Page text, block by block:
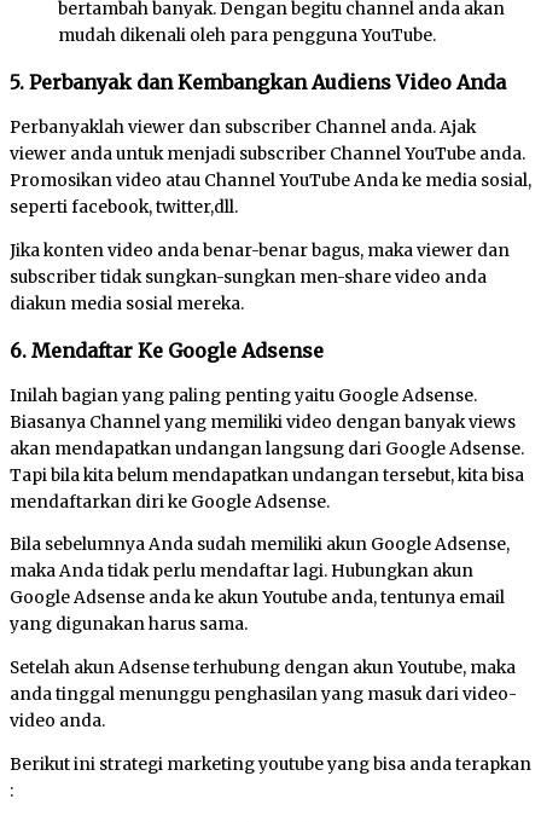
bertambah banyak. Dengan begitu channel anda akan
mudah dikenali oleh para pengguna YouTube.
5. Perbanyak dan Kembangkan Audiens Video Anda
Perbanyaklah viewer dan subscriber Channel anda. Ajak
viewer anda untuk menjadi subscriber Channel YouTube anda.
Promosikan video atau Channel YouTube Anda ke media sosial,
seperti facebook, twitter,dll.
Jika konten video anda benar-benar bagus, maka viewer dan
subscriber tidak sungkan-sungkan men-share video anda
diakun media sosial mereka.
6. Mendaftar Ke Google Adsense
Inilah bagian yang paling penting yaitu Google Adsense.
Biasanya Channel yang memiliki video dengan banyak views
akan mendapatkan undangan langsung dari Google Adsense.
Tapi bila kita belum mendapatkan undangan tersebut, kita bisa
mendaftarkan diri ke Google Adsense.
Bila sebelumnya Anda sudah memiliki akun Google Adsense,
maka Anda tidak perlu mendaftar lagi. Hubungkan akun
Google Adsense anda ke akun Youtube anda, tentunya email
yang digunakan harus sama.
Setelah akun Adsense terhubung dengan akun Youtube, maka
anda tinggal menunggu penghasilan yang masuk dari video-
video anda.
Berikut ini strategi marketing youtube yang bisa anda terapkan
: